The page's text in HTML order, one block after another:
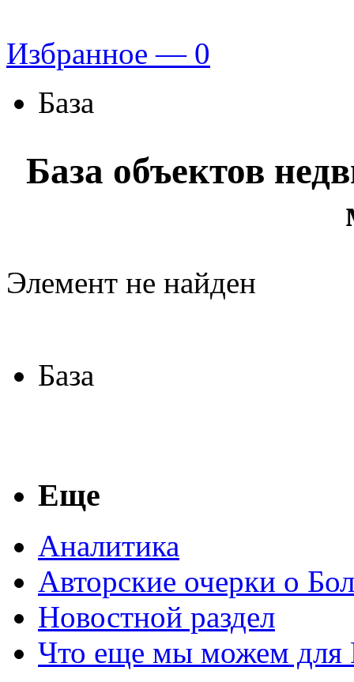
Избранное — 0
База
База объектов
Элемент не найден
База
Еще
Аналитика
Авторские очерки о
Новостной раздел
Что еще мы можем для